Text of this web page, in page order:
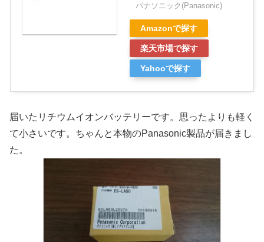
パナソニック(Panasonic)
Amazonで探す
楽天市場で探す
Yahooで探す
届いたリチウムイオンバッテリーです。思ったよりも軽く
て小さいです。ちゃんと本物のPanasonic製品が届きまし
た。